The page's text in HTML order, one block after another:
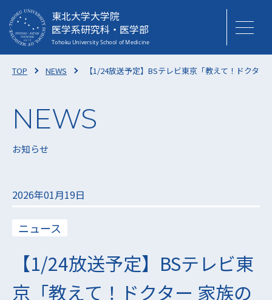
東北大学大学院
医学系研究科・医学部
TOP NEWS 【1/24放送予定】BSテレビ東京「教えて！ドクタ
お知らせ
2026年01月19日
ニュース
【1/24放送予定】BSテレビ東
京「教えて！ドクター 家族の